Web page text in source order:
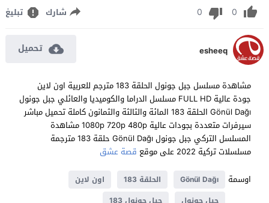
0
0 شارك تبليغ
esheeq تحميل
مشاهدة مسلسل جبل جونول الحلقة 183 مترجم للعربية اون لاين
جودة عالية FULL HD مسلسل الدراما والكوميديا والعائلي جبل جونول
Gönül Dağı الحلقة 183 المائة والثالثة والثمانون كاملة تحميل مباشر
سيرفرات متعددة بجودات عالية 1080p 720p 480p مشاهدة
المسلسل التركي جبل جونول Gönül Dağı حلقة 183 مترجمة
مسلسلات تركية 2022 على موقع
قصة عشق
اوسمة
Gönül Dağı الحلقة 183
اون لاين